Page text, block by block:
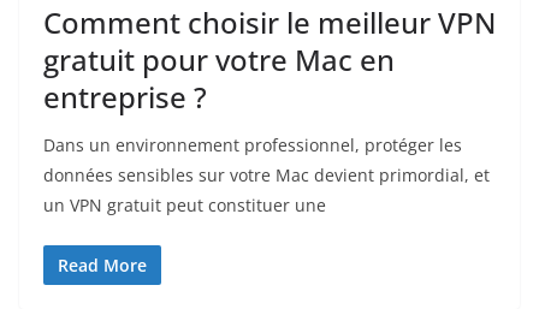
Comment choisir le meilleur VPN
gratuit pour votre Mac en
entreprise ?
Dans un environnement professionnel, protéger les
données sensibles sur votre Mac devient primordial, et
un VPN gratuit peut constituer une
Read More